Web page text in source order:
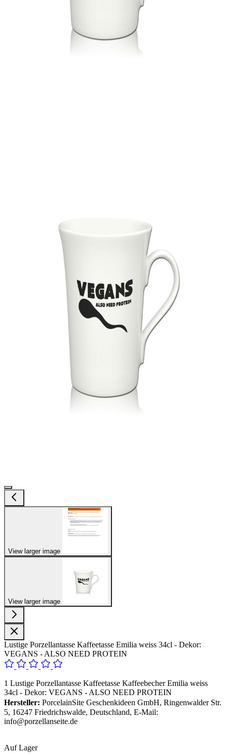
View larger image
View larger image
Lustige Porzellantasse Kaffeetasse Emilia weiss 34cl - Dekor:
VEGANS - ALSO NEED PROTEIN
1 Lustige Porzellantasse Kaffeetasse Kaffeebecher Emilia weiss
34cl - Dekor: VEGANS - ALSO NEED PROTEIN
Hersteller: PorcelainSite Geschenkideen GmbH, Ringenwalder Str.
5, 16247 Friedrichswalde, Deutschland, E-Mail:
info@porzellanseite.de
Auf Lager